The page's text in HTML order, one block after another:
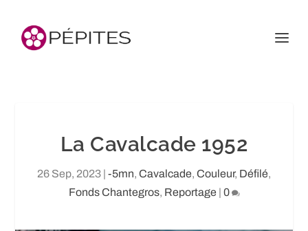
La Cavalcade 1952
26 Sep, 2023 | -5mn, Cavalcade, Couleur, Défilé,
Fonds Chantegros, Reportage | 0